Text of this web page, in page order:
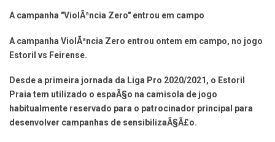
A campanha "ViolÃªncia Zero" entrou em campo
A campanha ViolÃªncia Zero entrou ontem em campo, no jogo
Estoril vs Feirense.
Desde a primeira jornada da Liga Pro 2020/2021, o Estoril
Praia tem utilizado o espaÃ§o na camisola de jogo
habitualmente reservado para o patrocinador principal para
desenvolver campanhas de sensibilizaÃ§Ã£o.